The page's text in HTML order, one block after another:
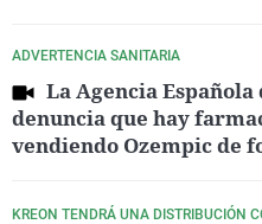
ADVERTENCIA SANITARIA
La Agencia
denuncia que hay
vendiendo Ozempic de
KREON TENDRÁ UNA DISTRIBUCIÓN